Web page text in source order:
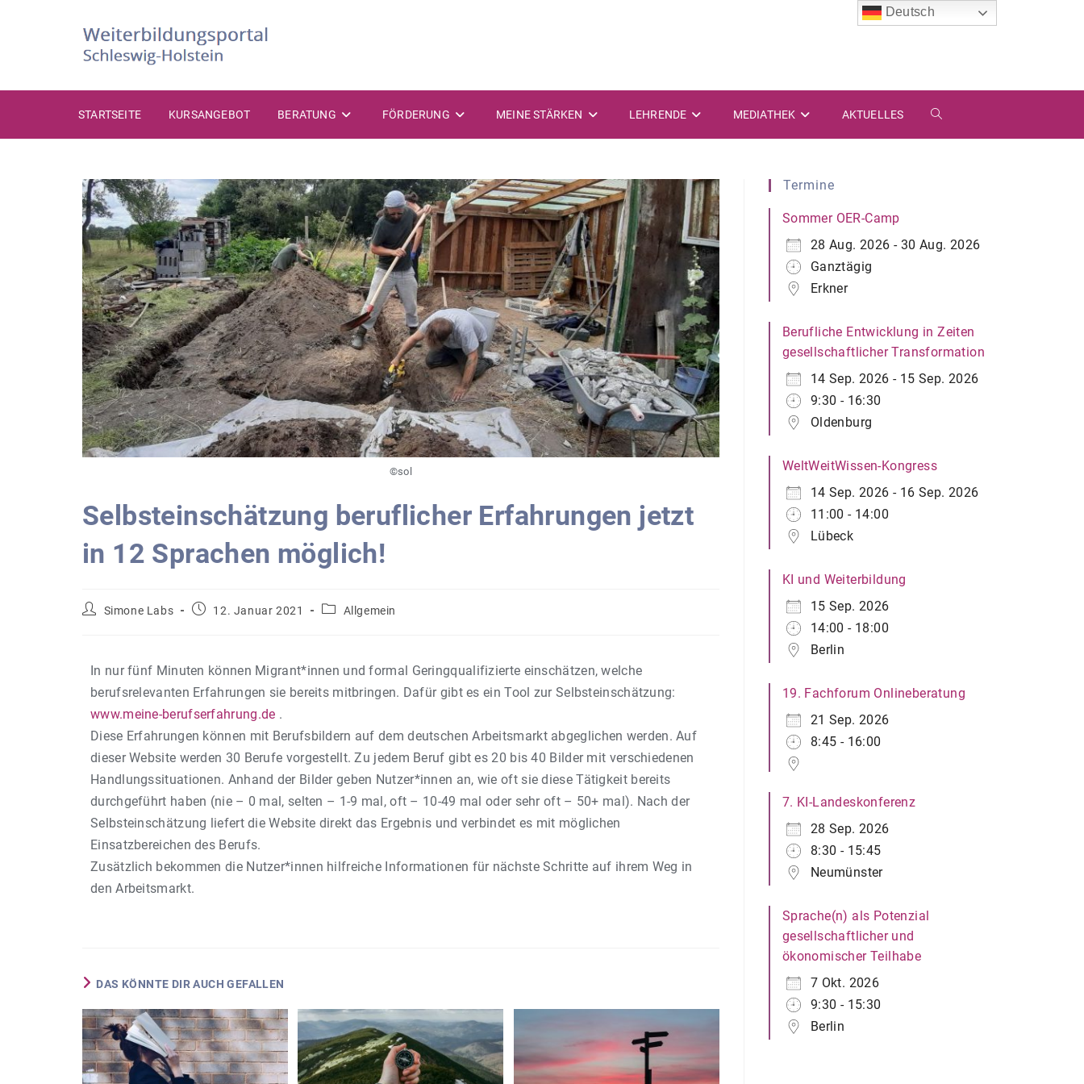
STARTSEITE KURSANGEBOT BERATUNG FÖRDERUNG MEINE STÄRKEN LEHRENDE MEDIATHEK AKTUELLES
©sol
Selbsteinschätzung beruflicher Erfahrungen jetzt
in 12 Sprachen möglich!
Simone Labs 12. Januar 2021 Allgemein
In nur fünf Minuten können Migrant*innen und formal Geringqualifizierte einschätzen, welche
berufsrelevanten Erfahrungen sie bereits mitbringen. Dafür gibt es ein Tool zur Selbsteinschätzung:
www.meine-berufserfahrung.de .
Diese Erfahrungen können mit Berufsbildern auf dem deutschen Arbeitsmarkt abgeglichen werden. Auf
dieser Website werden 30 Berufe vorgestellt. Zu jedem Beruf gibt es 20 bis 40 Bilder mit verschiedenen
Handlungssituationen. Anhand der Bilder geben Nutzer*innen an, wie oft sie diese Tätigkeit bereits
durchgeführt haben (nie – 0 mal, selten – 1-9 mal, oft – 10-49 mal oder sehr oft – 50+ mal). Nach der
Selbsteinschätzung liefert die Website direkt das Ergebnis und verbindet es mit möglichen
Einsatzbereichen des Berufs.
Zusätzlich bekommen die Nutzer*innen hilfreiche Informationen für nächste Schritte auf ihrem Weg in
den Arbeitsmarkt.
DAS KÖNNTE DIR AUCH GEFALLEN
Termine
Sommer OER-Camp
28 Aug. 2026 - 30 Aug. 2026
Ganztägig
Erkner
Berufliche Entwicklung in Zeiten
gesellschaftlicher Transformation
14 Sep. 2026 - 15 Sep. 2026
9:30 - 16:30
Oldenburg
WeltWeitWissen-Kongress
14 Sep. 2026 - 16 Sep. 2026
11:00 - 14:00
Lübeck
KI und Weiterbildung
15 Sep. 2026
14:00 - 18:00
Berlin
19. Fachforum Onlineberatung
21 Sep. 2026
8:45 - 16:00
7. KI-Landeskonferenz
28 Sep. 2026
8:30 - 15:45
Neumünster
Sprache(n) als Potenzial
gesellschaftlicher und
ökonomischer Teilhabe
7 Okt. 2026
9:30 - 15:30
Berlin
Deutsch